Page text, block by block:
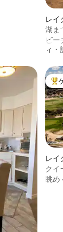
レイ
ョン
湖ま
ビー
ィ・
大
レイ
ン・
クイ
ム
眺め ·